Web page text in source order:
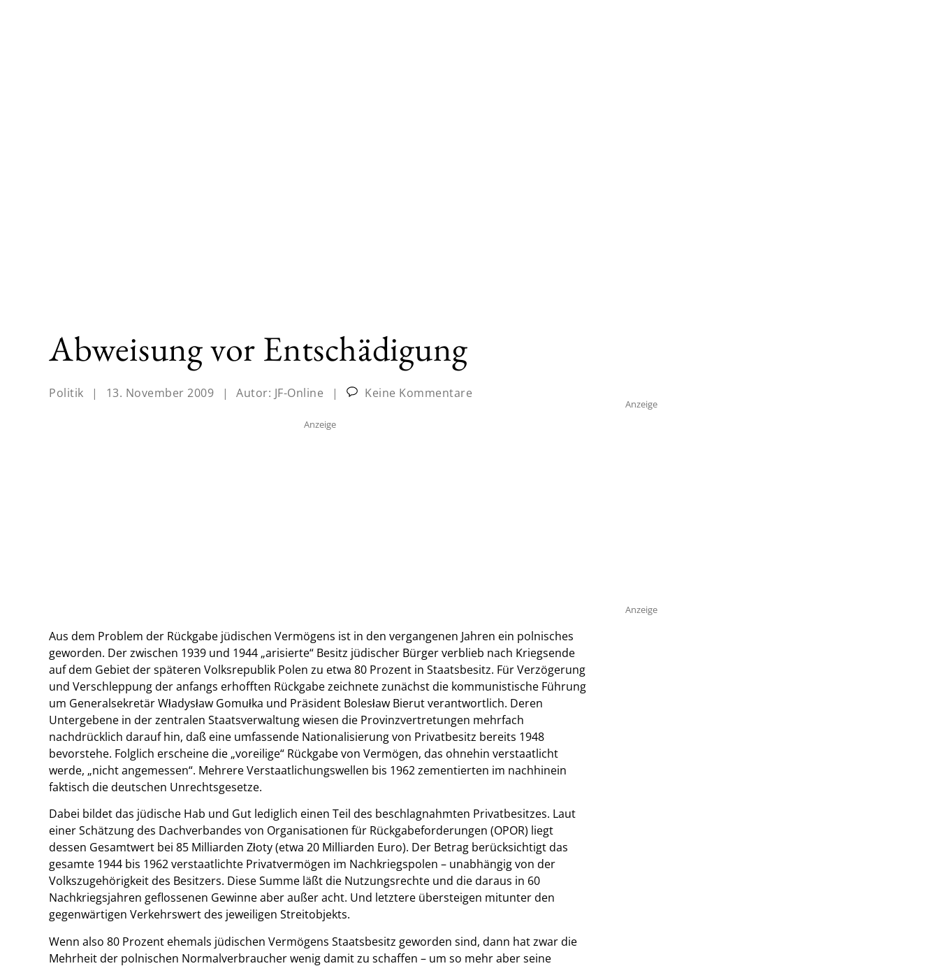
Abweisung vor Entschädigung
Politik | 13. November 2009 | Autor: JF-Online | Keine Kommentare
Anzeige
Aus dem Problem der Rückgabe jüdischen Vermögens ist in den vergangenen Jahren ein polnisches
geworden. Der zwischen 1939 und 1944 „arisierte“ Besitz jüdischer Bürger verblieb nach Kriegsende
auf dem Gebiet der späteren Volksrepublik Polen zu etwa 80 Prozent in Staatsbesitz. Für Verzögerung
und Verschleppung der anfangs erhofften Rückgabe zeichnete zunächst die kommunistische Führung
um Generalsekretär Władysław Gomułka und Präsident Bolesław Bierut verantwortlich. Deren
Untergebene in der zentralen Staatsverwaltung wiesen die Provinzvertretungen mehrfach
nachdrücklich darauf hin, daß eine umfassende Nationalisierung von Privatbesitz bereits 1948
bevorstehe. Folglich erscheine die „voreilige“ Rückgabe von Vermögen, das ohnehin verstaatlicht
werde, „nicht angemessen“. Mehrere Verstaatlichungswellen bis 1962 zementierten im nachhinein
faktisch die deutschen Unrechtsgesetze.
Dabei bildet das jüdische Hab und Gut lediglich einen Teil des beschlagnahmten Privatbesitzes. Laut
einer Schätzung des Dachverbandes von Organisationen für Rückgabeforderungen (OPOR) liegt
dessen Gesamtwert bei 85 Milliarden Złoty (etwa 20 Milliarden Euro). Der Betrag berücksichtigt das
gesamte 1944 bis 1962 verstaatlichte Privatvermögen im Nachkriegspolen – unabhängig von der
Volkszugehörigkeit des Besitzers. Diese Summe läßt die Nutzungsrechte und die daraus in 60
Nachkriegsjahren geflossenen Gewinne aber außer acht. Und letztere übersteigen mitunter den
gegenwärtigen Verkehrswert des jeweiligen Streitobjekts.
Wenn also 80 Prozent ehemals jüdischen Vermögens Staatsbesitz geworden sind, dann hat zwar die
Mehrheit der polnischen Normalverbraucher wenig damit zu schaffen – um so mehr aber seine
Anzeige
Anzeige